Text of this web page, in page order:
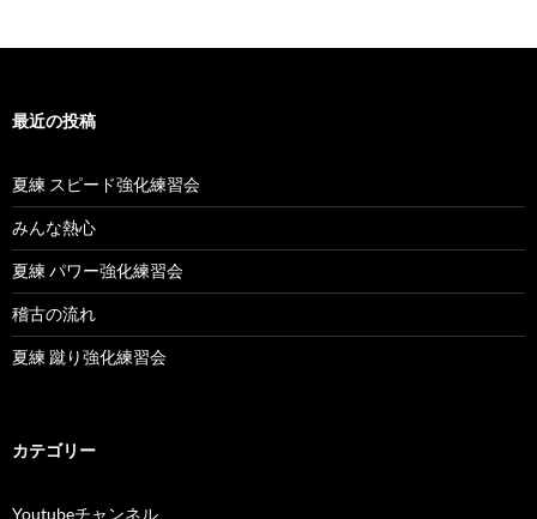
最近の投稿
夏練 スピード強化練習会
みんな熱心
夏練 パワー強化練習会
稽古の流れ
夏練 蹴り強化練習会
カテゴリー
Youtubeチャンネル